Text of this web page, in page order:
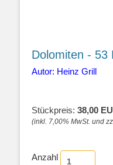
Dolomiten - 53
Autor: Heinz Grill
Stückpreis: 38,00
(inkl. 7,00% MwSt. und
Anzahl